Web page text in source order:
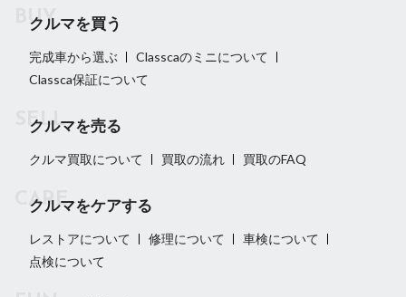
クルマを買う
完成車から選ぶ
Classcaのミニについて
Classca保証について
クルマを売る
クルマ買取について 買取の流れ 買取のFAQ
クルマをケアする
レストアについて 修理について
車検について
点検について